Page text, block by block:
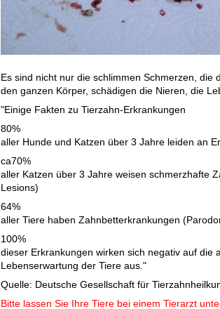
Es sind nicht nur die schlimmen Schmerzen,
den ganzen Körper, schädigen die Nieren, die
"Einige Fakten zu Tierzahn-Erkrankungen
80%
aller Hunde und Katzen über 3 Jahre leiden an
ca70%
aller Katzen über 3 Jahre weisen schmerzhafte
Lesions)
64%
aller Tiere haben Zahnbetterkrankungen
100%
dieser Erkrankungen wirken sich negativ auf
Lebenserwartung der Tiere aus."
Quelle: Deutsche Gesellschaft für
Bitte lassen Sie Ihre Tiere bei einem Tierarzt